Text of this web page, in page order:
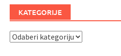
KATEGORIJE
Kategorije